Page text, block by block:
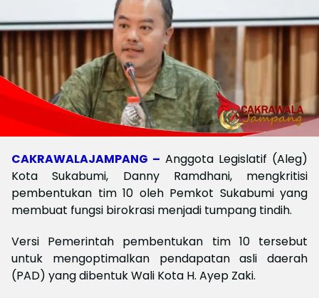
CAKRAWALAJAMPANG – Anggota Legislatif (Aleg)
Kota Sukabumi, Danny Ramdhani, mengkritisi
pembentukan tim 10 oleh Pemkot Sukabumi yang
membuat fungsi birokrasi menjadi tumpang tindih.
Versi Pemerintah pembentukan tim 10 tersebut
untuk mengoptimalkan pendapatan asli daerah
(PAD) yang dibentuk Wali Kota H. Ayep Zaki.